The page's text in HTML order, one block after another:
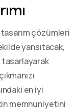
çözümleri
yansıtacak,
tasarlayarak
en iyi
memnuniyetini